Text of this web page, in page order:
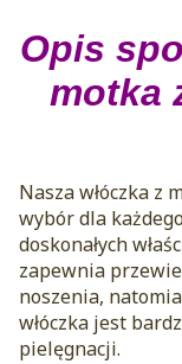
Opis
motka
Nasza włóczka z
wybór dla
doskonałych
zapewnia
noszenia,
włóczka jest
pielęgnacji.